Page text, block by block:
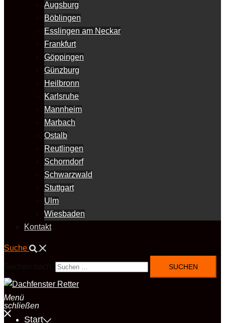
Augsburg
Böblingen
Esslingen am Neckar
Frankfurt
Göppingen
Günzburg
Heilbronn
Karlsruhe
Mannheim
Marbach
Ostalb
Reutlingen
Schorndorf
Schwarzwald
Stuttgart
Ulm
Wiesbaden
Kontakt
Suche
Menü
schließen
Start